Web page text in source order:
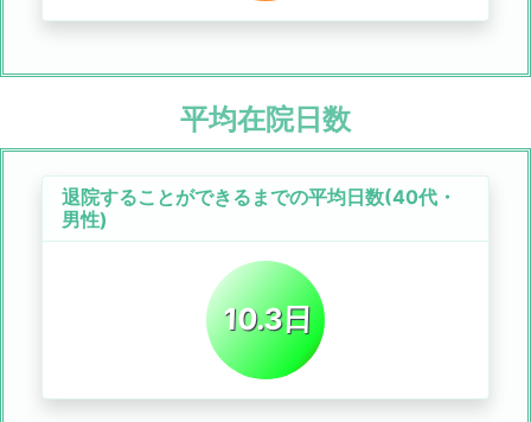
平均在院日数
退院することができるまでの平均日数(40代・
男性)
10.3日